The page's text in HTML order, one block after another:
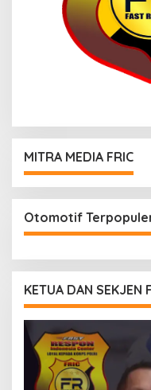
MITRA MEDIA FRIC
Otomotif
KETUA DAN SEKJEN